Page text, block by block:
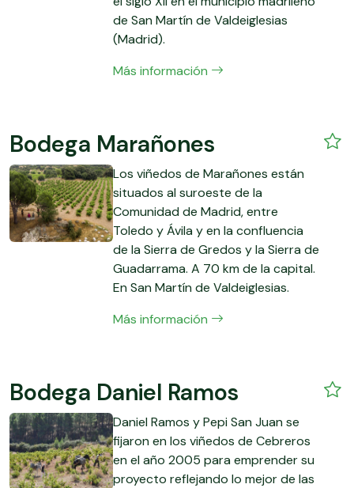
de San Martín de Valdeiglesias
(Madrid).
Más información
Bodega Marañones
Los viñedos de Marañones están
situados al suroeste de la
Comunidad de Madrid, entre
Toledo y Ávila y en la confluencia
de la Sierra de Gredos y la Sierra de
Guadarrama. A 70 km de la capital.
En San Martín de Valdeiglesias.
Más información
Bodega Daniel Ramos
Daniel Ramos y Pepi San Juan se
fijaron en los viñedos de Cebreros
en el año 2005 para emprender su
proyecto reflejando lo mejor de las